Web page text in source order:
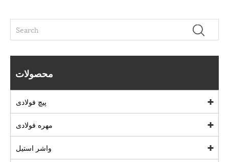
محصولات
پیچ فولادی
مهره فولادی
واشر استیل